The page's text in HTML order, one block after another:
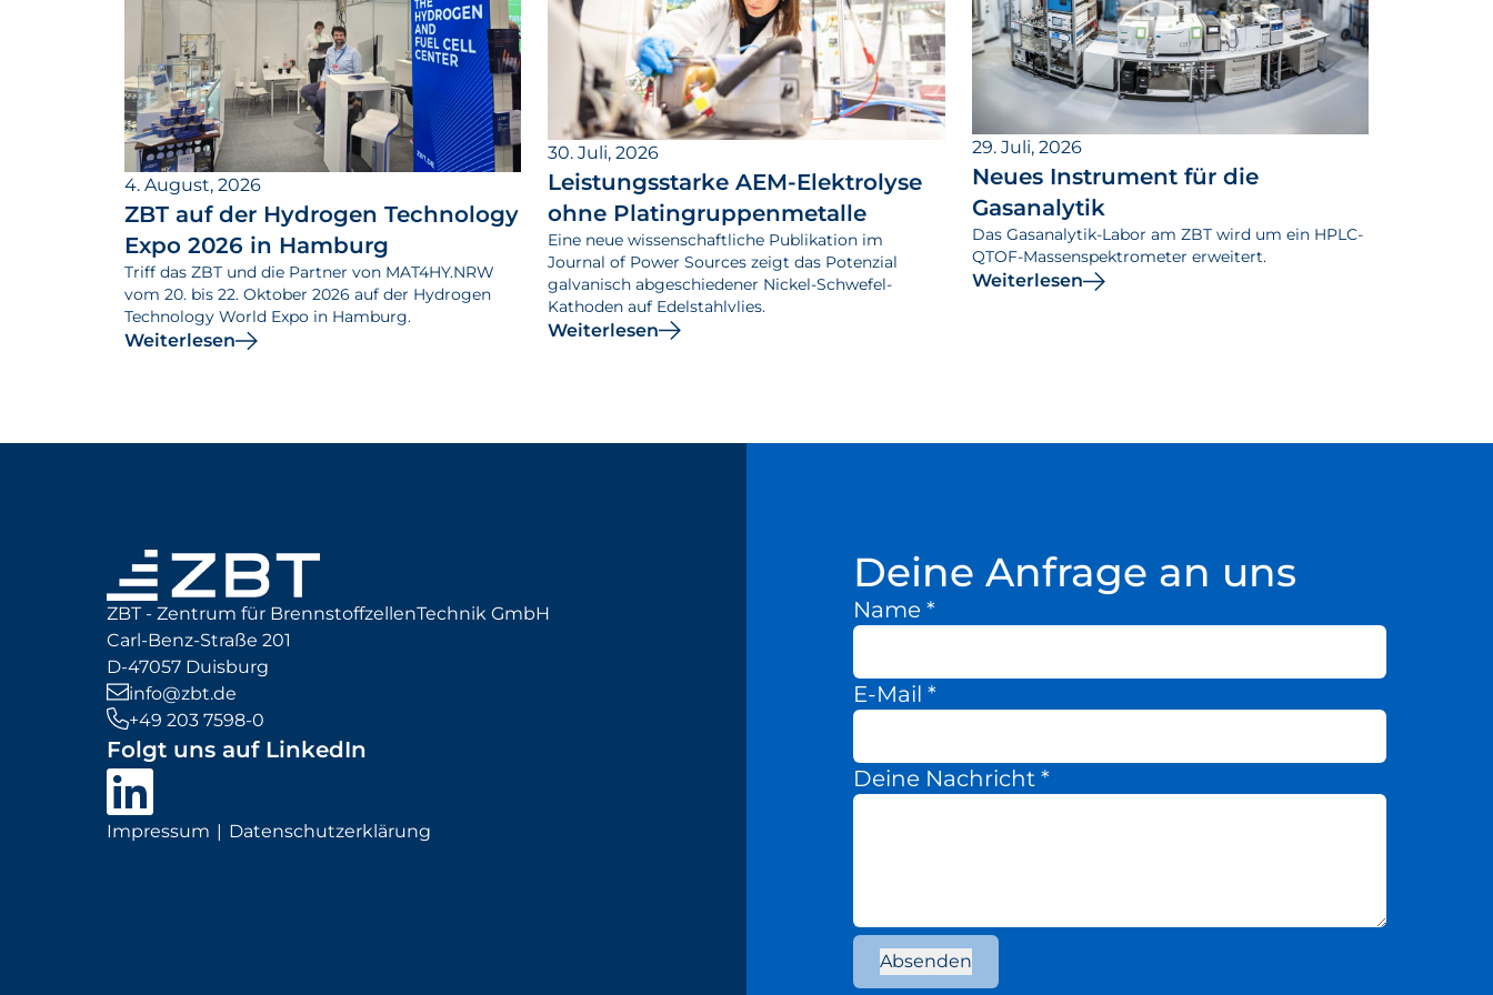
4. August, 2026
ZBT auf der Hydrogen Technology
Expo 2026 in Hamburg
Triff das ZBT und die Partner von MAT4HY.NRW
vom 20. bis 22. Oktober 2026 auf der Hydrogen
Technology World Expo in Hamburg.
Weiterlesen
30. Juli, 2026
Leistungsstarke AEM-Elektrolyse
ohne Platingruppenmetalle
Eine neue wissenschaftliche Publikation im
Journal of Power Sources zeigt das Potenzial
galvanisch abgeschiedener Nickel-Schwefel-
Kathoden auf Edelstahlvlies.
Weiterlesen
29. Juli, 2026
Neues Instrument für die
Gasanalytik
Das Gasanalytik-Labor am ZBT wird um ein HPLC-
QTOF-Massenspektrometer erweitert.
Weiterlesen
ZBT - Zentrum für BrennstoffzellenTechnik GmbH
Carl-Benz-Straße 201
D-47057 Duisburg
info@zbt.de
+49 203 7598-0
Folgt uns auf LinkedIn
Impressum Datenschutzerklärung
Deine Anfrage an uns
Name *
E-Mail *
Deine Nachricht *
Absenden